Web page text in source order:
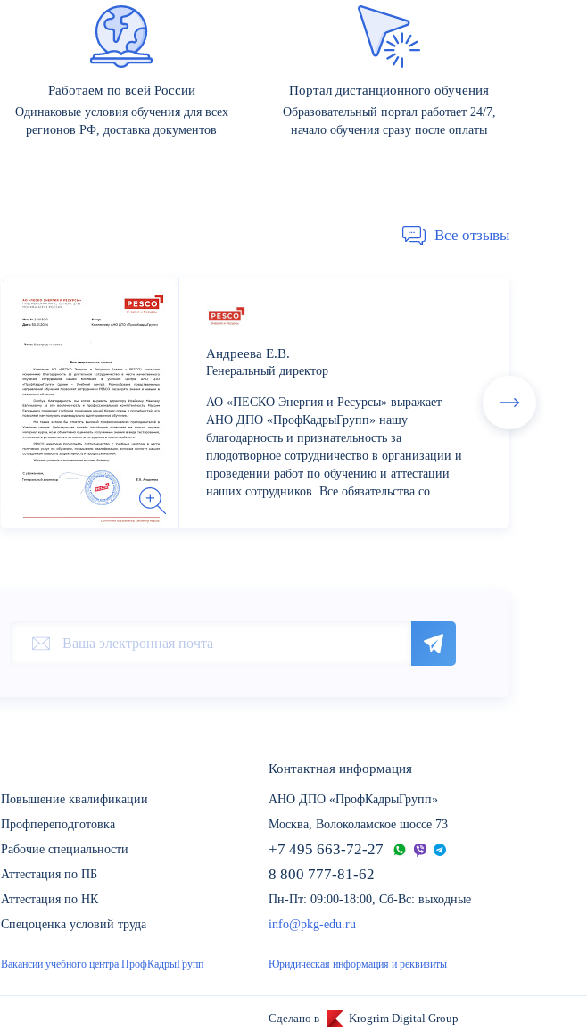
Работаем по всей России
Одинаковые условия обучения для всех
регионов РФ, доставка документов
Портал дистанционного обучения
Образовательный портал работает 24/7,
начало обучения сразу после оплаты
Все отзывы
Андреева Е.В.
Генеральный директор
АО «ПЕСКО Энергия и Ресурсы» выражает
АНО ДПО «ПрофКадрыГрупп» нашу
благодарность и признательность за
плодотворное сотрудничество в организации и
проведении работ по обучению и аттестации
наших сотрудников. Все обязательства со
Контактная информация
АНО ДПО «ПрофКадрыГрупп»
Москва, Волоколамское шоссе 73
+7 495 663-72-27
8 800 777-81-62
Пн-Пт: 09:00-18:00, Сб-Вс: выходные
info@pkg-edu.ru
Повышение квалификации
Профпереподготовка
Рабочие специальности
Аттестация по ПБ
Аттестация по НК
Спецоценка условий труда
Вакансии учебного центра ПрофКадрыГрупп Юридическая информация и реквизиты
Сделано в Krogrim Digital Group